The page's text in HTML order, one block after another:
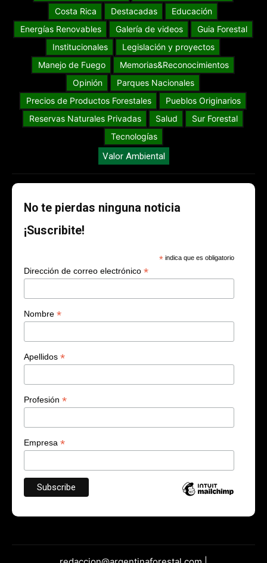
Costa Rica
Destacadas
Educación
Energías Renovables
Galería de videos
Guia Forestal
Institucionales
Legislación y proyectos
Manejo de Fuego
Memorias&Reconocimientos
Opinión
Parques Nacionales
Precios de Productos Forestales
Pueblos Originarios
Reservas Naturales Privadas
Salud
Sur Forestal
Tecnologías
Valor Ambiental
No te pierdas ninguna noticia
¡Suscribite!
* indica que es obligatorio
Dirección de correo electrónico *
Nombre *
Apellidos *
Profesión *
Empresa *